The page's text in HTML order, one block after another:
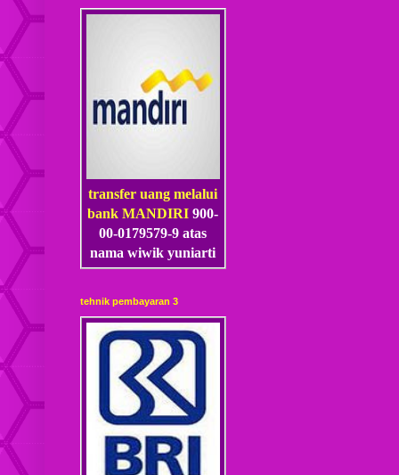
transfer uang melalui
bank MANDIRI900-
00-0179579-9 atas
nama wiwik yuniarti
tehnik pembayaran 3